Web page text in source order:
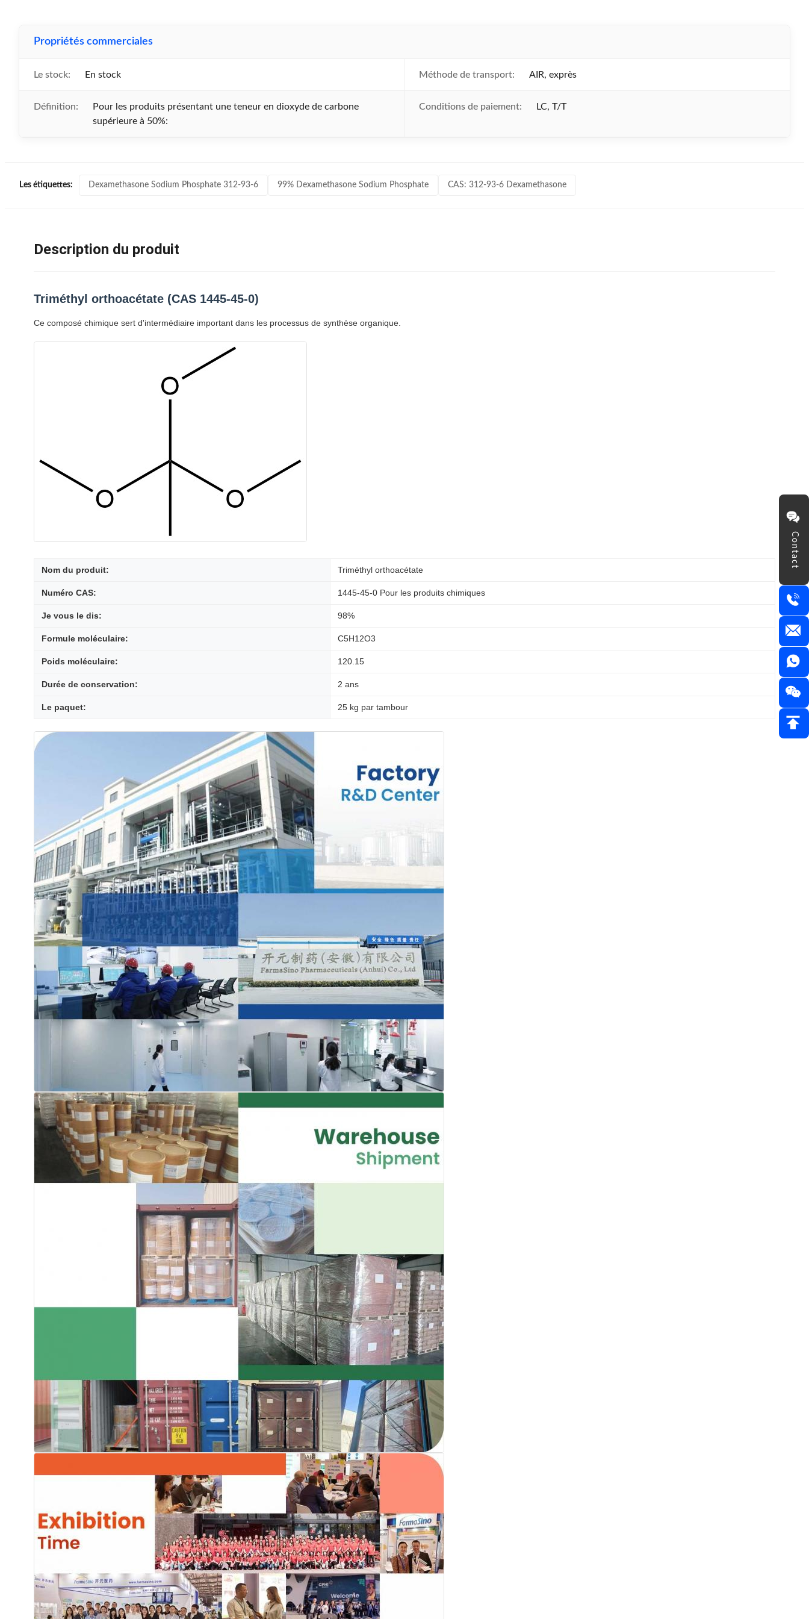
Contact
Propriétés commerciales
Le stock: En stock Méthode de transport: AIR, exprès
Définition:
Pour les produits présentant une teneur en dioxyde de carbone
supérieure à 50%:
Conditions de paiement: LC, T/T
Les étiquettes: Dexamethasone Sodium Phosphate 312-93-6 99% Dexamethasone Sodium Phosphate CAS: 312-93-6 Dexamethasone
Description du produit
Triméthyl orthoacétate (CAS 1445-45-0)
Ce composé chimique sert d'intermédiaire important dans les processus de synthèse organique.
Nom du produit: Triméthyl orthoacétate
Numéro CAS: 1445-45-0 Pour les produits chimiques
Je vous le dis: 98%
Formule moléculaire: C5H12O3
Poids moléculaire: 120.15
Durée de conservation: 2 ans
Le paquet: 25 kg par tambour